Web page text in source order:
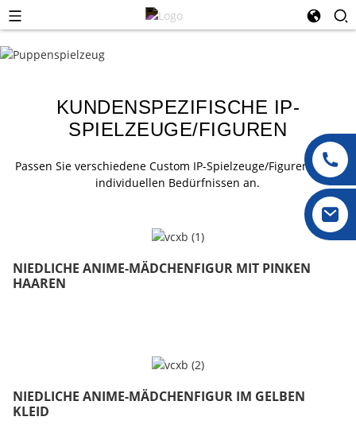
KUNDENSPEZIFISCHE IP-
SPIELZEUGE/FIGUREN
Passen Sie verschiedene Custom IP-Spielzeuge/Figuren Ihren
individuellen Bedürfnissen an.
NIEDLICHE ANIME-MÄDCHENFIGUR MIT PINKEN
HAAREN
NIEDLICHE ANIME-MÄDCHENFIGUR IM GELBEN
KLEID